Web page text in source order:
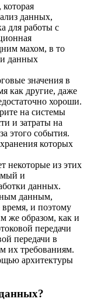
данных,
для работы с
махом, в то
данных
значения в
как другие, даже
хороши.
на системы
и затраты на
этого события.
которых
некоторые из этих
и
данных.
данным,
время, и поэтому
же образом, как и
передачи
передачи в
их требованиям.
архитектуры